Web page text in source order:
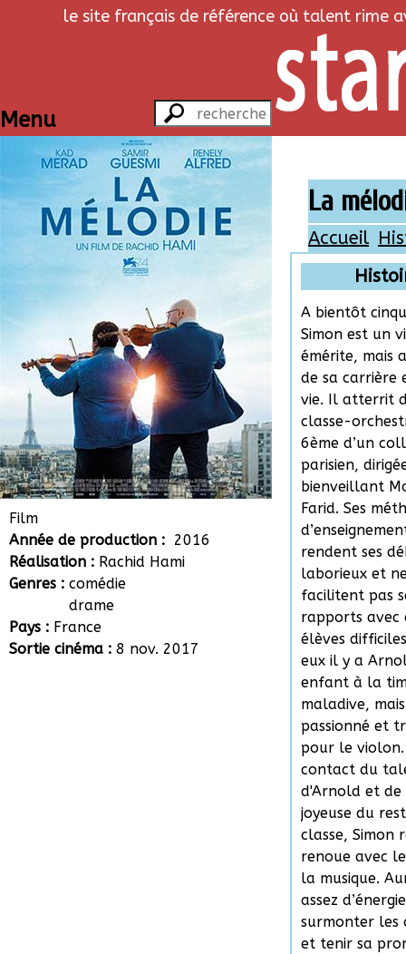
le site français de référence où talent rime
Menu
Film
Année de production : 2016
Réalisation : Rachid Hami
Genres : comédie
drame
Pays : France
Sortie cinéma : 8 nov. 2017
La
Accueil
A bientôt
Simon est un
émérite, mais
de sa carrière
vie. Il atterrit
classe-
6ème d’un
parisien,
bienveillant
Farid. Ses
rendent ses
laborieux et
facilitent pas
rapports avec
élèves
eux il y a
enfant à la
maladive, mais
passionné et
pour le
contact du
d'Arnold et de
joyeuse du
classe, Simon
renoue avec
la musique.
assez
surmonter les
et tenir sa